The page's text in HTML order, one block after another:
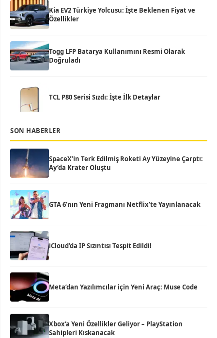
Kia EV2 Türkiye Yolcusu: İşte Beklenen Fiyat ve
Özellikler
Togg LFP Batarya Kullanımını Resmi Olarak
Doğruladı
TCL P80 Serisi Sızdı: İşte İlk Detaylar
SON HABERLER
SpaceX’in Terk Edilmiş Roketi Ay Yüzeyine Çarptı:
Ay’da Krater Oluştu
GTA 6’nın Yeni Fragmanı Netflix’te Yayınlanacak
iCloud’da IP Sızıntısı Tespit Edildi!
Meta’dan Yazılımcılar için Yeni Araç: Muse Code
Xbox’a Yeni Özellikler Geliyor – PlayStation
Sahipleri Kıskanacak